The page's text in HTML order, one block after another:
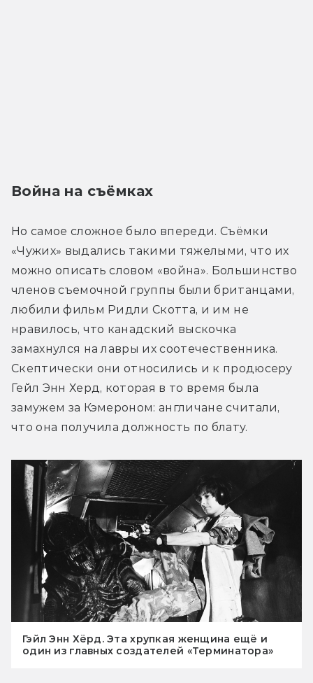
Война на съёмках
Но самое сложное было впереди. Съёмки
«Чужих» выдались такими тяжелыми, что их
можно описать словом «война». Большинство
членов съемочной группы были британцами,
любили фильм Ридли Скотта, и им не
нравилось, что канадский выскочка
замахнулся на лавры их соотечественника.
Скептически они относились и к продюсеру
Гейл Энн Херд, которая в то время была
замужем за Кэмероном: англичане считали,
что она получила должность по блату.
Гэйл Энн Хёрд. Эта хрупкая женщина ещё и
один из главных создателей «Терминатора»